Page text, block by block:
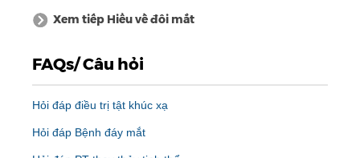
Xem tiếp Hiểu về đôi mắt
FAQs/ Câu hỏi
Hỏi đáp điều trị tật khúc xạ
Hỏi đáp Bệnh đáy mắt